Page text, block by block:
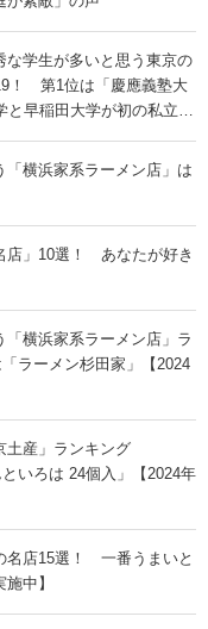
な学生が多いと思う東京の
！ 第1位は「慶應義塾大
と早稲田大学が初の私立大
横浜家系ラーメン店」は
店」10選！ あなたが好き
横浜家系ラーメン店」ラ
ラーメン杉田家」【2024
土産」ランキング
いろは 24個入」【2024年
名店15選！ 一番うまいと
中】